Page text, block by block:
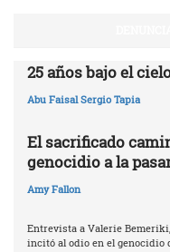
25 años bajo el
Abu Faisal Sergio Tapia
El sacrificado
genocidio a la
Amy Fallon
Entrevista a Valerie
incitó al odio en el genocidio